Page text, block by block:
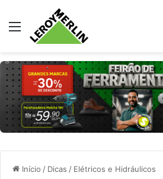
Menu
Início / Dicas / Elétricos e Hidráulicos